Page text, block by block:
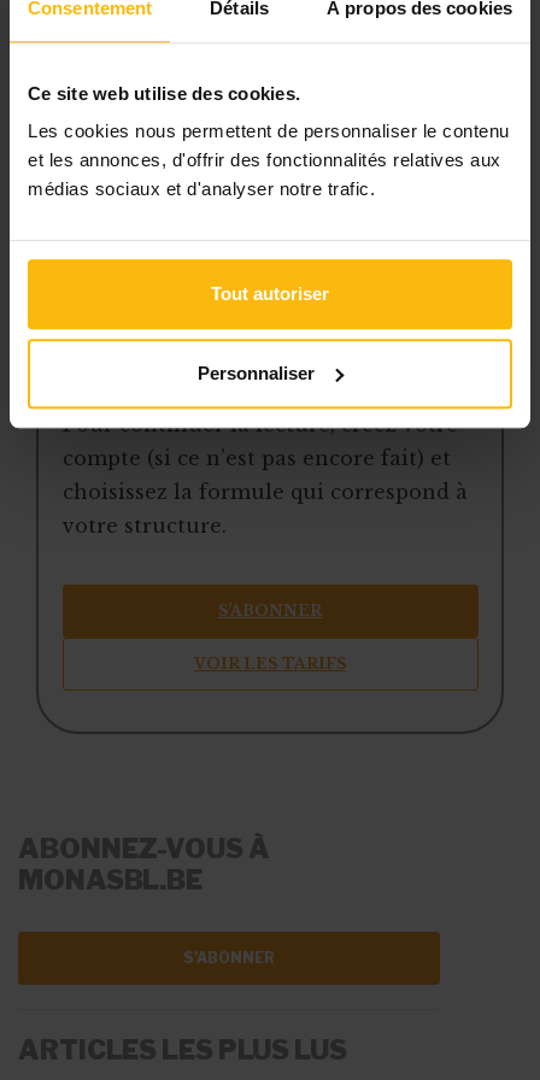
Consentement Détails À propos des cookies
Ce site web utilise des cookies.
Les cookies nous permettent de personnaliser le contenu
et les annonces, d'offrir des fonctionnalités relatives aux
médias sociaux et d'analyser notre trafic.
Tout autoriser
Personnaliser
des articles, dossiers et conseils
pratiques régulièrement mis à jour
la veille sur les lois, règles et
jurisprudence
une boîte à outils avec des
téléchargeables
une newsletter hebdomadaire
adaptée à vos besoins
Pour continuer la lecture, créez votre
compte (si ce n’est pas encore fait) et
choisissez la formule qui correspond à
votre structure.
S’ABONNER
VOIR LES TARIFS
ABONNEZ-VOUS À
MONASBL.BE
S'ABONNER
ARTICLES LES PLUS LUS